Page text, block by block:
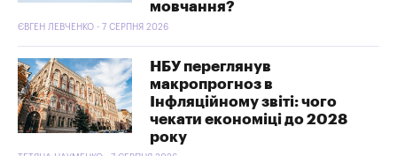
мовчання?
ЄВГЕН ЛЕВЧЕНКО - 7 СЕРПНЯ 2026
НБУ переглянув
макропрогноз в
Інфляційному звіті: чого
чекати економіці до 2028
року